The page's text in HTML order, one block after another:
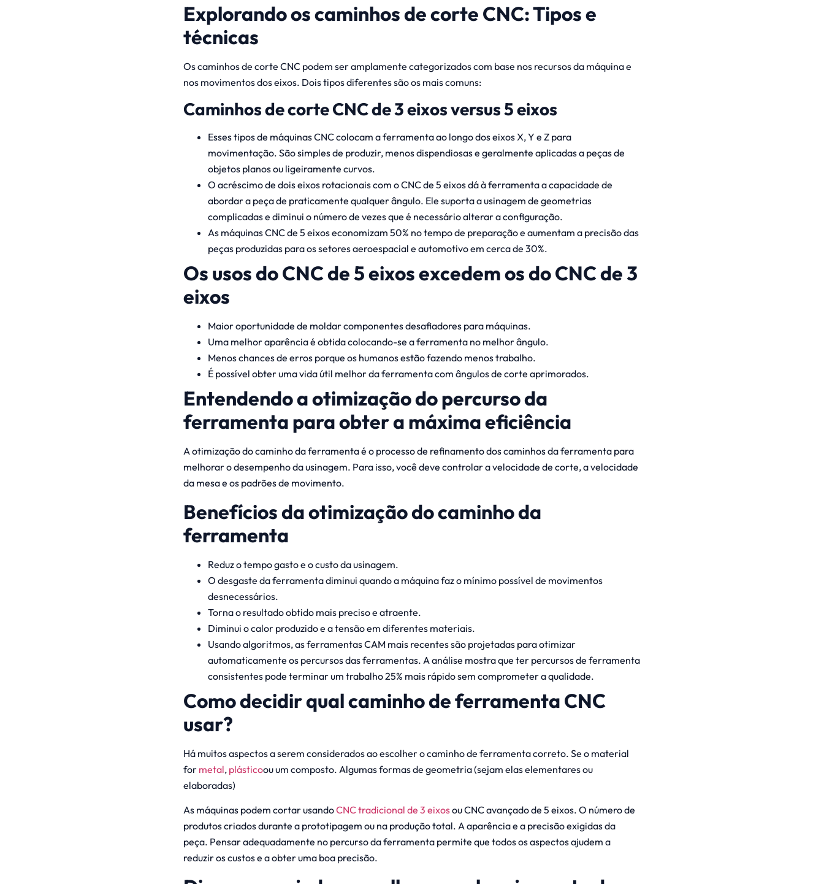
Explorando os caminhos de corte CNC: Tipos e
técnicas
Os caminhos de corte CNC podem ser amplamente categorizados com base nos recursos da máquina e
nos movimentos dos eixos. Dois tipos diferentes são os mais comuns:
Caminhos de corte CNC de 3 eixos versus 5 eixos
Esses tipos de máquinas CNC colocam a ferramenta ao longo dos eixos X, Y e Z para
movimentação. São simples de produzir, menos dispendiosas e geralmente aplicadas a peças de
objetos planos ou ligeiramente curvos.
O acréscimo de dois eixos rotacionais com o CNC de 5 eixos dá à ferramenta a capacidade de
abordar a peça de praticamente qualquer ângulo. Ele suporta a usinagem de geometrias
complicadas e diminui o número de vezes que é necessário alterar a configuração.
As máquinas CNC de 5 eixos economizam 50% no tempo de preparação e aumentam a precisão das
peças produzidas para os setores aeroespacial e automotivo em cerca de 30%.
Os usos do CNC de 5 eixos excedem os do CNC de 3
eixos
Maior oportunidade de moldar componentes desafiadores para máquinas.
Uma melhor aparência é obtida colocando-se a ferramenta no melhor ângulo.
Menos chances de erros porque os humanos estão fazendo menos trabalho.
É possível obter uma vida útil melhor da ferramenta com ângulos de corte aprimorados.
Entendendo a otimização do percurso da
ferramenta para obter a máxima eficiência
A otimização do caminho da ferramenta é o processo de refinamento dos caminhos da ferramenta para
melhorar o desempenho da usinagem. Para isso, você deve controlar a velocidade de corte, a velocidade
da mesa e os padrões de movimento.
Benefícios da otimização do caminho da
ferramenta
Reduz o tempo gasto e o custo da usinagem.
O desgaste da ferramenta diminui quando a máquina faz o mínimo possível de movimentos
desnecessários.
Torna o resultado obtido mais preciso e atraente.
Diminui o calor produzido e a tensão em diferentes materiais.
Usando algoritmos, as ferramentas CAM mais recentes são projetadas para otimizar
automaticamente os percursos das ferramentas. A análise mostra que ter percursos de ferramenta
consistentes pode terminar um trabalho 25% mais rápido sem comprometer a qualidade.
Como decidir qual caminho de ferramenta CNC
usar?
Há muitos aspectos a serem considerados ao escolher o caminho de ferramenta correto. Se o material
for metal, plásticoou um composto. Algumas formas de geometria (sejam elas elementares ou
elaboradas)
As máquinas podem cortar usandoCNC tradicional de 3 eixosou CNC avançado de 5 eixos. O número de
produtos criados durante a prototipagem ou na produção total. A aparência e a precisão exigidas da
peça. Pensar adequadamente no percurso da ferramenta permite que todos os aspectos ajudem a
reduzir os custos e a obter uma boa precisão.